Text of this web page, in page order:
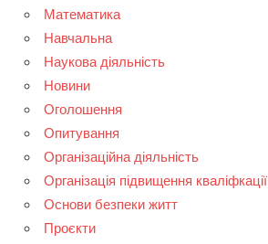
Математика
Навчальна
Наукова діяльність
Новини
Оголошення
Опитування
Організаційна діяльність
Організація підвищення кваліфкації
Основи безпеки житт
Проєкти